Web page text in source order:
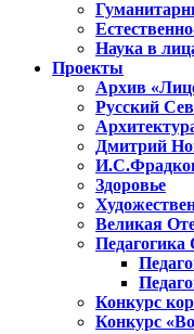
Наука в
Проекты
Архив
Русский
Дмитрий
Здоровье
Великая
Конкурс
Конкурс